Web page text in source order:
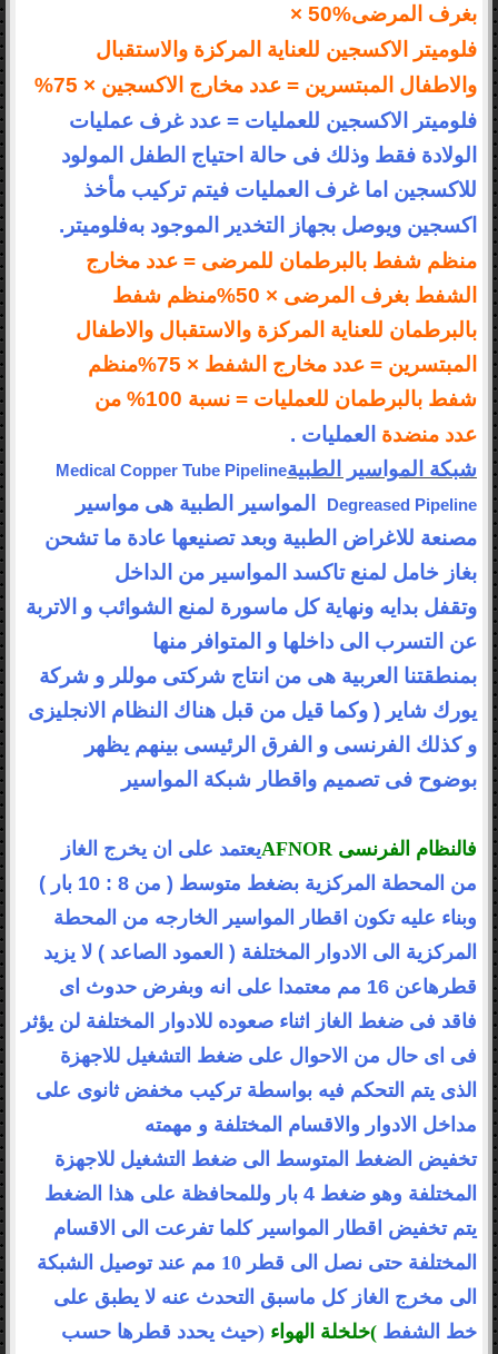
بغرف المرضى× 50%
فلوميتر الاكسجين للعناية المركزة والاستقبال
والاطفال المبتسرين = عدد مخارج الاكسجين × 75
%
فلوميتر الاكسجين للعمليات = عدد غرف عمليات
الولادة فقط وذلك فى حالة احتياج الطفل المولود
للاكسجين اما غرف العمليات فيتم تركيب مأخذ
اكسجين ويوصل بجهاز التخدير الموجود بهفلوميتر .
منظم شفط بالبرطمان للمرضى = عدد مخارج
الشفط بغرف المرضى × 50
%منظم شفط
بالبرطمان للعناية المركزة والاستقبال والاطفال
المبتسرين = عدد مخارج الشفط × 75 %منظم
شفط
بالبرطمان للعمليات = نسبة 100% من
عدد منضدة العمليات .
شبكة المواسير الطبيةMedical Copper Tube Pipeline
Degreased Pipeline
المواسير الطبية هى مواسير
مصنعة للاغراض الطبية وبعد تصنيعها عادة ما تشحن
بغاز خامل لمنع تاكسد المواسير من الداخل
وتقفل بدايه ونهاية كل ماسورة لمنع الشوائب و الاتربة
عن التسرب الى داخلها و المتوافر منها
بمنطقتنا العربية هى من انتاج شركتى موللر و شركة
يورك شاير ) وكما قيل من قبل هناك النظام الانجليزى
و كذلك الفرنسى و الفرق الرئيسى بينهم يظهر
بوضوح فى تصميم واقطار شبكة المواسير
فالنظام الفرنسىAFNORيعتمد على ان يخرج الغاز
من
المحطة المركزية بضغط متوسط ( من 8 : 10 بار )
وبناء عليه تكون اقطار المواسير
الخارجه من المحطة
المركزية الى الادوار المختلفة ( العمود الصاعد ) لا يزيد
قطرها
عن 16 مم معتمدا على انه وبفرض حدوث اى
فاقد فى ضغط الغاز اثناء صعوده للادوار
المختلفة لن يؤثر
فى اى حال من الاحوال على ضغط التشغيل للاجهزة
الذى يتم التحكم فيه بواسطة تركيب مخفض ثانوى على
مداخل الادوار والاقسام المختلفة و مهمته
تخفيض الضغط المتوسط الى ضغط التشغيل للاجهزة
المختلفة وهو ضغط 4 بار وللمحافظة على هذا
الضغط
يتم تخفيض اقطار المواسير كلما تفرعت الى الاقسام
المختلفة حتى نصل الى قطر 10 مم عند توصيل الشبكة
الى مخرج الغاز كل ماسبق التحدث عنه لا يطبق على
خط الشفط (خلخلة الهواء )حيث يحدد قطرها حسب